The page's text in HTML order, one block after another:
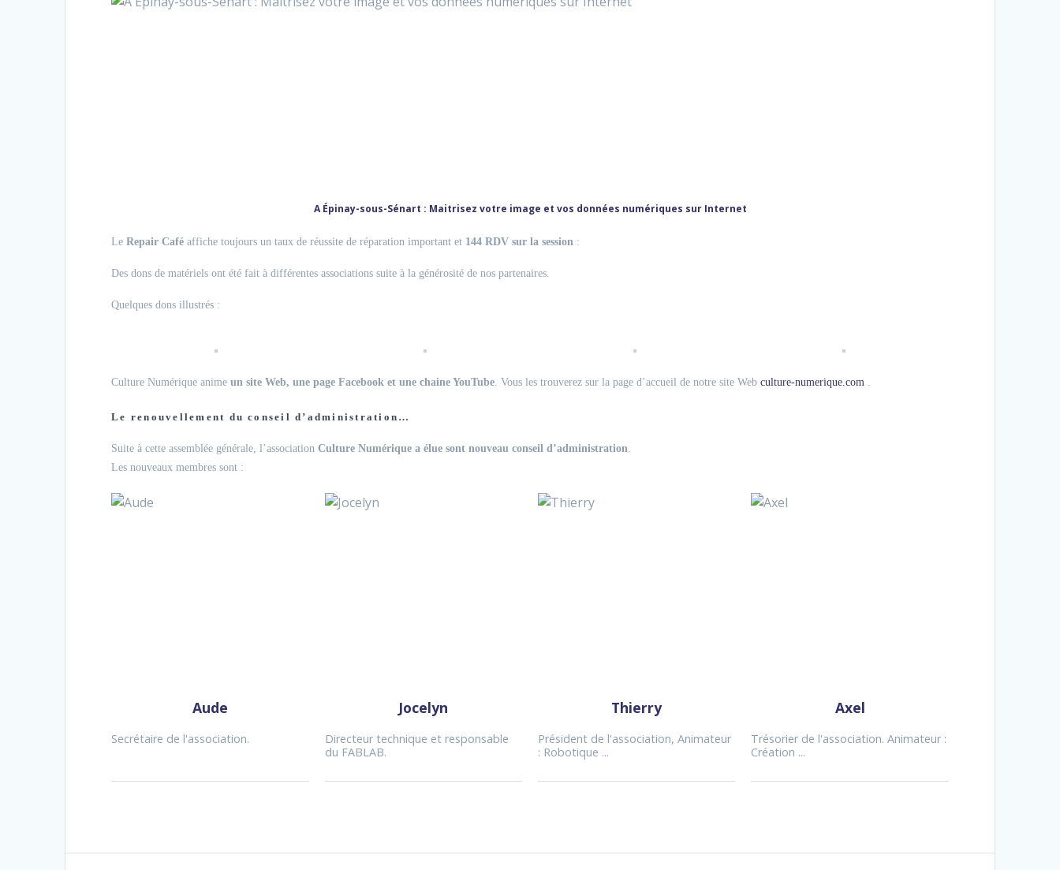
A Épinay-sous-Sénart : Maitrisez votre image et vos données numériques sur Internet
LeRepair Café affiche toujours un taux de réussite de réparation important et 144 RDV sur la session :
Des dons de matériels ont été fait à différentes associations suite à la générosité de nos partenaires.
Quelques dons illustrés :
Culture Numérique animeun site Web, une page Facebook et une chaine YouTube . Vous les trouverez sur la page d’accueil de notre site Webculture-numerique.com
Le renouvellement du conseil d’administration…
Suite à cette assemblée générale, l’associationCulture Numérique a élue sont nouveau conseil d’administration
Les nouveaux membres sont :
Aude
Secrétaire de l'association.
Jocelyn
Directeur technique et responsable
du FABLAB.
Thierry
Président de l'association, Animateur
: Robotique ...
Axel
Trésorier de l'association. Animateur :
Création ...